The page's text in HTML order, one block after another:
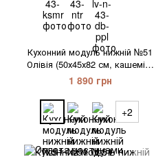
Кухонний модуль нижній №51
Олівія (50х45х82 см, кашемір)
IMI
1 890 грн
+2